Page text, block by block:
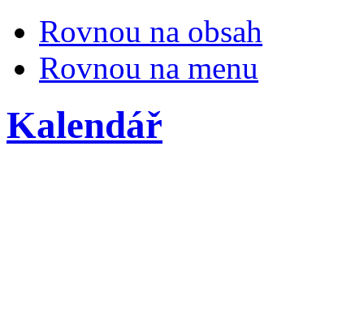
Rovnou na obsah
Rovnou na menu
Kalendář